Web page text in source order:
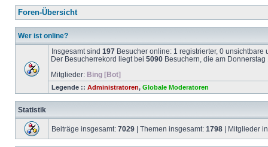
Foren-Übersicht
Wer ist online?
Insgesamt sind 197 Besucher online: 1 registrierter, 0
Der Besucherrekord liegt bei 5090 Besuchern, die am
Mitglieder: Bing [Bot]
Legende :: Administratoren, Globale Moderatoren
Statistik
Beiträge insgesamt: 7029 | Themen insgesamt: 1798 | Mitglieder